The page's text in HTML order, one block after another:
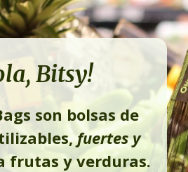
Bitsy!
son bolsas de
fuertes y
frutas y verduras.